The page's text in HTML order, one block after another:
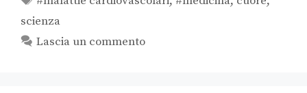
scienza
Lascia un commento